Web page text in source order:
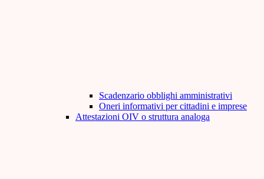
Scadenzario obblighi amministrativi
Oneri informativi per cittadini e imprese
Attestazioni OIV o struttura analoga